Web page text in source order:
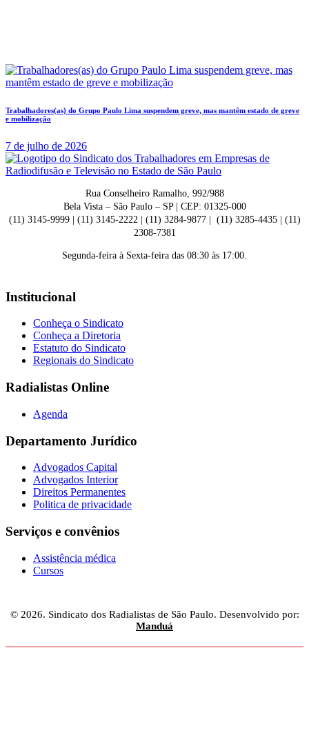
Trabalhadores(as) do Grupo Paulo Lima suspendem greve, mas mantêm estado de greve
e mobilização
7 de julho de 2026
Rua Conselheiro Ramalho, 992/988
Bela Vista – São Paulo – SP | CEP: 01325-000
(11) 3145-9999 | (11) 3145-2222 | (11) 3284-9877 | (11) 3285-4435 | (11)
2308-7381
Segunda-feira à Sexta-feira das 08:30 às 17:00.
Institucional
Conheça o Sindicato
Conheça a Diretoria
Estatuto do Sindicato
Regionais do Sindicato
Radialistas Online
Agenda
Departamento Jurídico
Advogados Capital
Advogados Interior
Direitos Permanentes
Politica de privacidade
Serviços e convênios
Assistência médica
Cursos
© 2026. Sindicato dos Radialistas de São Paulo. Desenvolvido por:
Manduá